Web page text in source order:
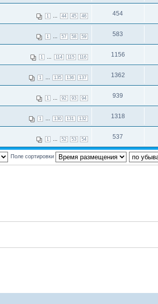
1 44 45 46 454
1 57 58 59 583
1 114 115 116 1156
1 135 136 137 1362
1 92 93 94 939
1 130 131 132 1318
1 52 53 54 537
Поле сортировки